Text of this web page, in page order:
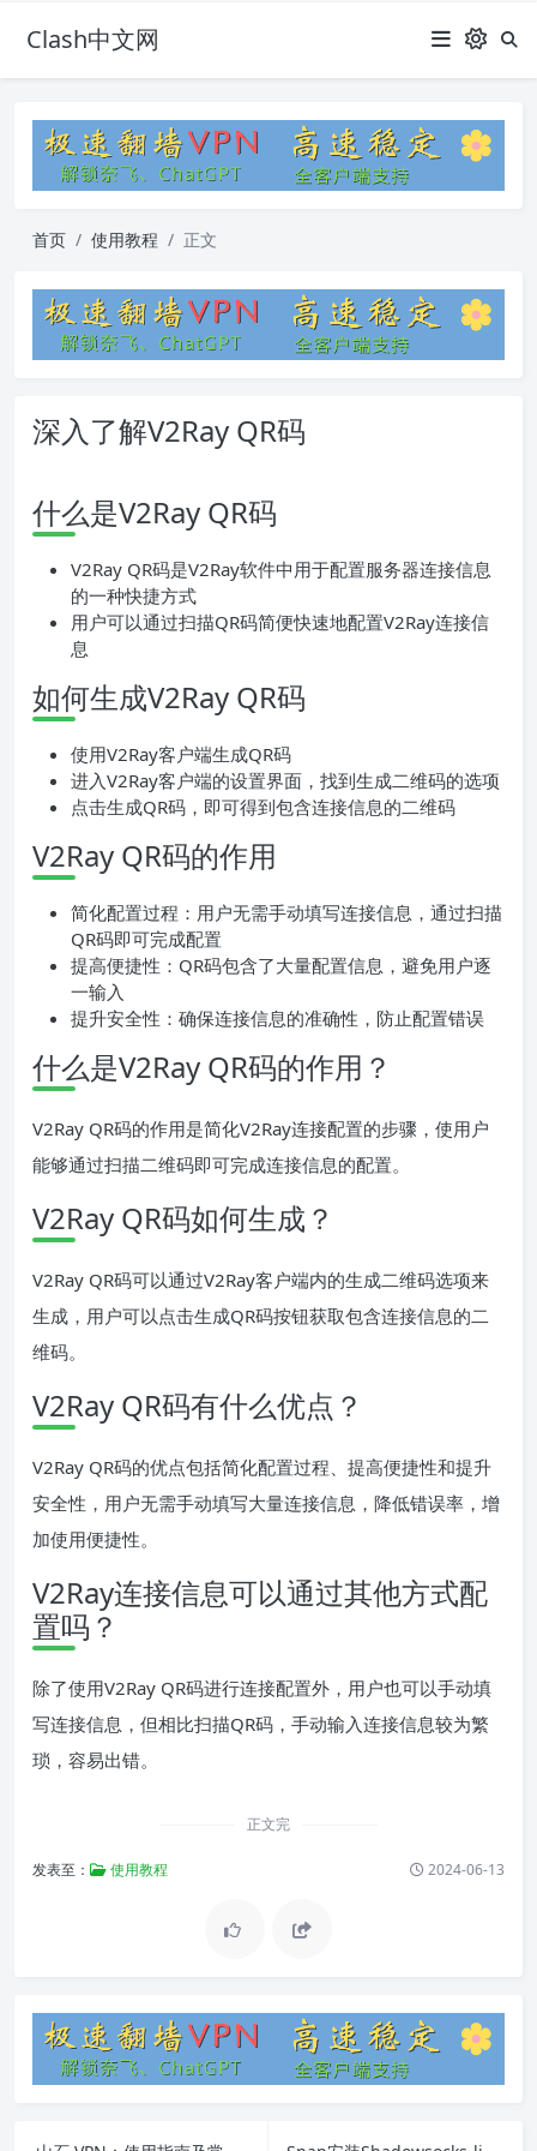
Clash中文网
首页 使用教程 正文
深入了解V2Ray QR码
什么是V2Ray QR码
V2Ray QR码是V2Ray软件中用于配置服务器连接信息
的一种快捷方式
用户可以通过扫描QR码简便快速地配置V2Ray连接信
息
如何生成V2Ray QR码
使用V2Ray客户端生成QR码
进入V2Ray客户端的设置界面，找到生成二维码的选项
点击生成QR码，即可得到包含连接信息的二维码
V2Ray QR码的作用
简化配置过程：用户无需手动填写连接信息，通过扫描
QR码即可完成配置
提高便捷性：QR码包含了大量配置信息，避免用户逐
一输入
提升安全性：确保连接信息的准确性，防止配置错误
什么是V2Ray QR码的作用？
V2Ray QR码的作用是简化V2Ray连接配置的步骤，使用户
能够通过扫描二维码即可完成连接信息的配置。
V2Ray QR码如何生成？
V2Ray QR码可以通过V2Ray客户端内的生成二维码选项来
生成，用户可以点击生成QR码按钮获取包含连接信息的二
维码。
V2Ray QR码有什么优点？
V2Ray QR码的优点包括简化配置过程、提高便捷性和提升
安全性，用户无需手动填写大量连接信息，降低错误率，增
加使用便捷性。
V2Ray连接信息可以通过其他方式配
置吗？
除了使用V2Ray QR码进行连接配置外，用户也可以手动填
写连接信息，但相比扫描QR码，手动输入连接信息较为繁
琐，容易出错。
正文完
发表至： 使用教程 2024-06-13